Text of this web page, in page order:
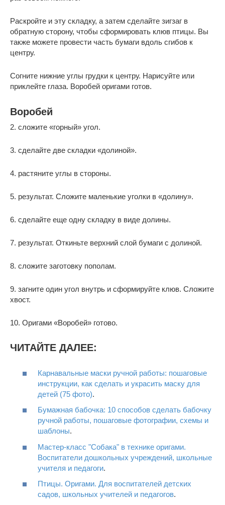
Раскройте и эту складку, а затем сделайте зигзаг в
обратную сторону, чтобы сформировать клюв птицы. Вы
также можете провести часть бумаги вдоль сгибов к
центру.
Согните нижние углы грудки к центру. Нарисуйте или
приклейте глаза. Воробей оригами готов.
Воробей
2. сложите «горный» угол.
3. сделайте две складки «долиной».
4. растяните углы в стороны.
5. результат. Сложите маленькие уголки в «долину».
6. сделайте еще одну складку в виде долины.
7. результат. Откиньте верхний слой бумаги с долиной.
8. сложите заготовку пополам.
9. загните один угол внутрь и сформируйте клюв. Сложите
хвост.
10. Оригами «Воробей» готово.
ЧИТАЙТЕ ДАЛЕЕ:
Карнавальные маски ручной работы: пошаговые
инструкции, как сделать и украсить маску для
детей (75 фото).
Бумажная бабочка: 10 способов сделать бабочку
ручной работы, пошаговые фотографии, схемы и
шаблоны.
Мастер-класс "Собака" в технике оригами.
Воспитатели дошкольных учреждений, школьные
учителя и педагоги.
Птицы. Оригами. Для воспитателей детских
садов, школьных учителей и педагогов.